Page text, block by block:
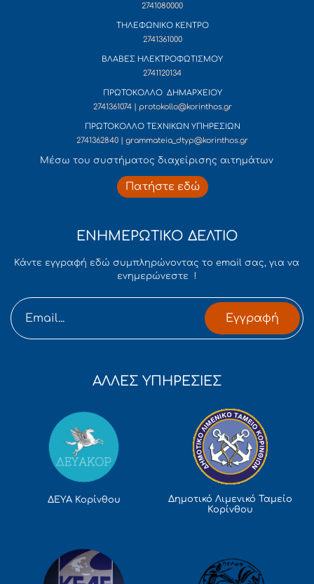
2741080000
ΤΗΛΕΦΩΝΙΚΟ ΚΕΝΤΡΟ
2741361000
ΒΛΑΒΕΣ ΗΛΕΚΤΡΟΦΩΤΙΣΜΟΥ
2741120134
ΠΡΩΤΟΚΟΛΛΟ ΔΗΜΑΡΧΕΙΟΥ
2741361074 | protokollo@korinthos.gr
ΠΡΩΤΟΚΟΛΛΟ ΤΕΧΝΙΚΩΝ ΥΠΗΡΕΣΙΩΝ
2741362840 | grammateia_dtyp@korinthos.gr
Mέσω του συστήματος διαχείρισης αιτημάτων
Πατήστε εδώ
ΕΝΗΜΕΡΩΤΙΚΟ ΔΕΛΤΙΟ
Κάντε εγγραφή εδώ συμπληρώνοντας το email σας, για να
ενημερώνεστε !
Εγγραφή
ΑΛΛΕΣ ΥΠΗΡΕΣΙΕΣ
ΔΕΥΑ Κορίνθου
Δημοτικό Λιμενικό Ταμείο
Κορίνθου